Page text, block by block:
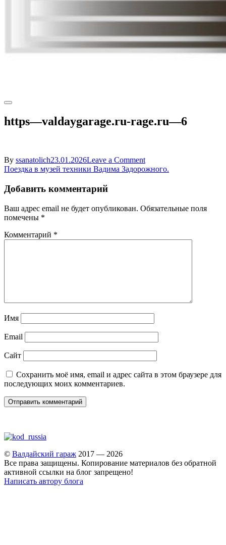
https—valdaygarage.ru-rage.ru—6
By ssanatolich23.01.2026Leave a Commenton
https
—
6
Навигация
по
записям
Поездка в музей техники Вадима Задорожного.
Добавить комментарий
Ваш адрес email не будет опубликован. Обязательные поля
помечены *
Комментарий *
Имя
Email
Сайт
Сохранить моё имя, email и адрес сайта в этом браузере для
последующих моих комментариев.
© Валдайский гараж 2017 — 2026
Все права защищены. Копирование материалов без обратной
активной ссылки на блог запрещено!
Написать автору блога